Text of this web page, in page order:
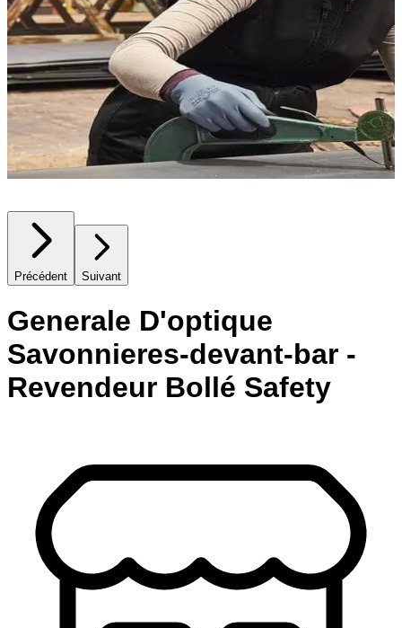
Précédent Suivant
Generale D'optique
Savonnieres-devant-bar -
Revendeur Bollé Safety